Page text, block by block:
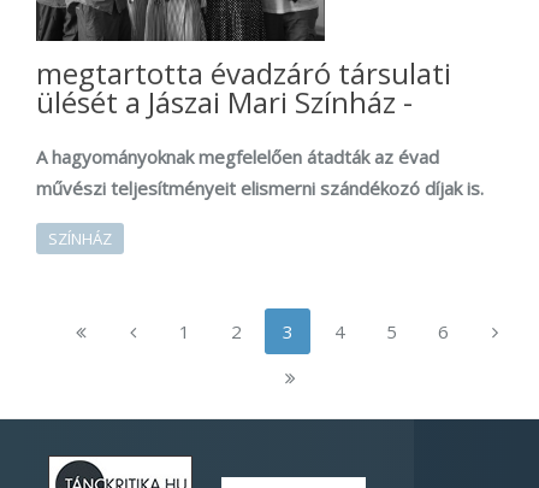
megtartotta évadzáró társulati
ülését a Jászai Mari Színház -
A hagyományoknak megfelelően átadták az évad
művészi teljesítményeit elismerni szándékozó díjak is.
SZÍNHÁZ
1 2 3 4 5 6